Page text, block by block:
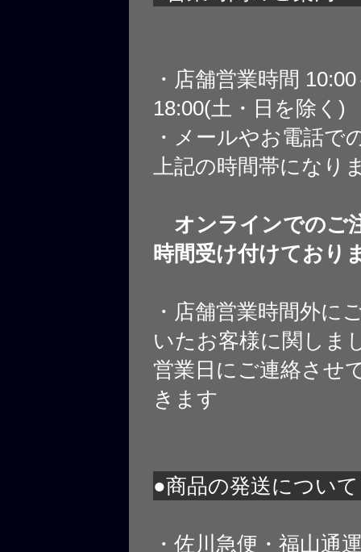
・店舗営業時間
18:00(土・日を除く)
・メールやお電話で
上記の時間帯になり
オンラインでのご
時間受け付けており
・店舗営業時間外に
いたお客様に関しま
営業日にご連絡させ
きます
●商品の発送について
・佐川急便・福山通